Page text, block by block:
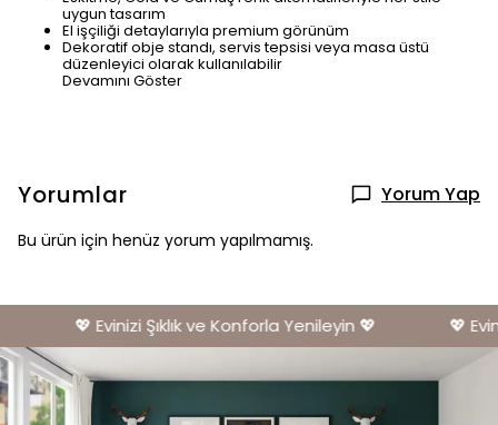
uygun tasarım
El işçiliği detaylarıyla premium görünüm
Dekoratif obje standı, servis tepsisi veya masa üstü
düzenleyici olarak kullanılabilir
Devamını Göster
Yorumlar Yorum Yap
Bu ürün için henüz yorum yapılmamış.
💖 Evinizi Şıklık ve Konforla Yenileyin 💖 💖